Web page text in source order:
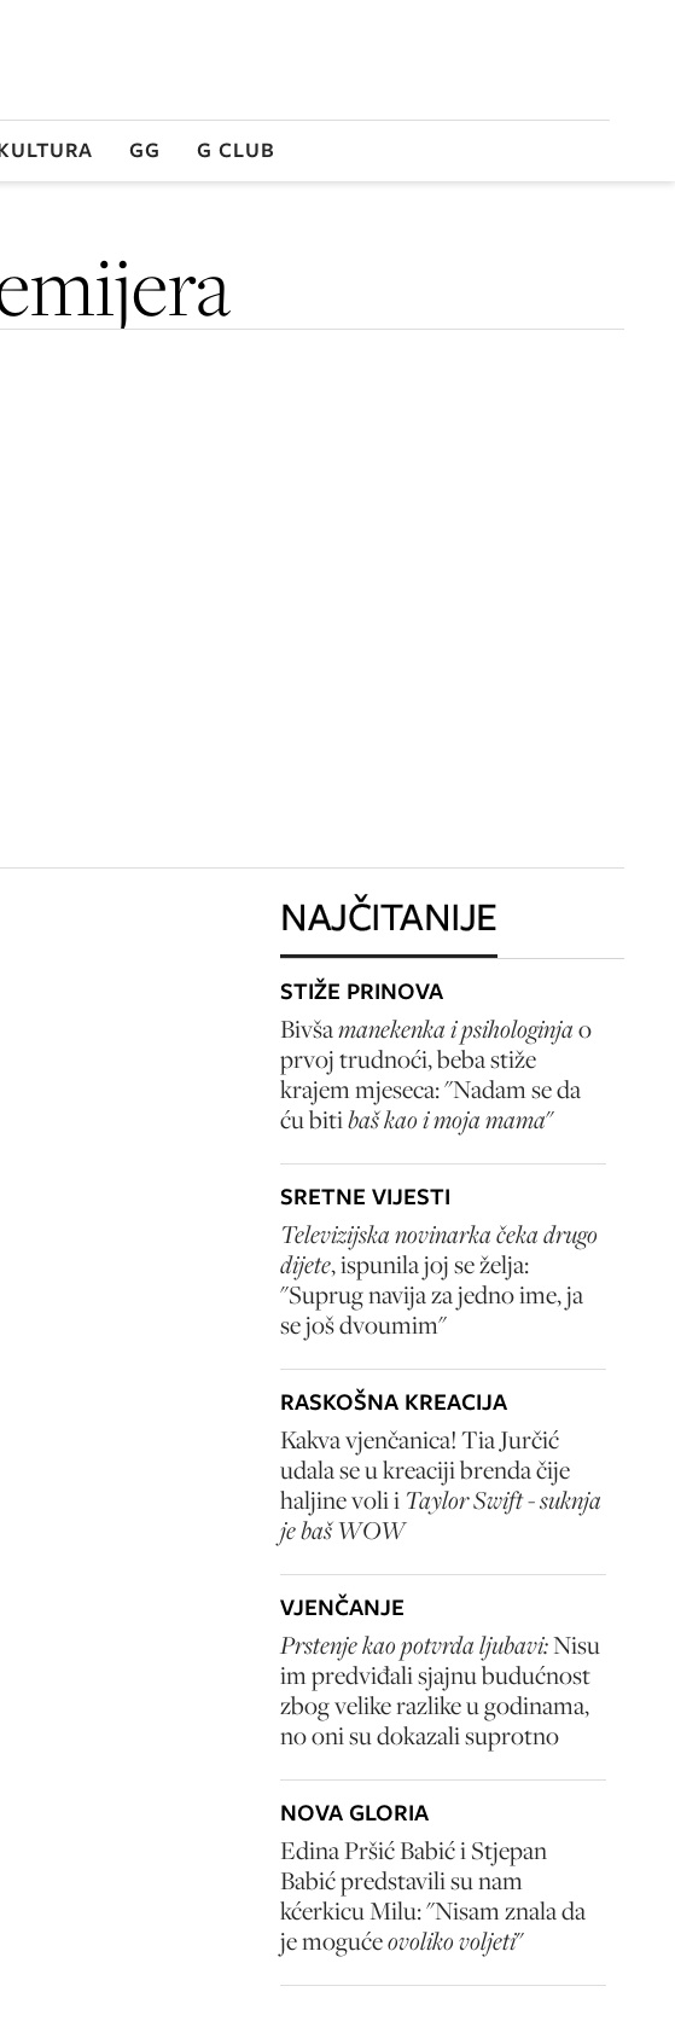
GG G CLUB
NAJČITANIJE
STIŽE PRINOVA
Bivšamanekenka i psihologinjao
prvoj trudnoći, beba stiže
krajem mjeseca: "Nadam se da
ću bitibaš kao i moja mama"
SRETNE VIJESTI
Televizijska novinarka čeka drugo
dijete, ispunila joj se želja:
"Suprug navija za jedno ime, ja
se još dvoumim"
RASKOŠNA KREACIJA
Kakva vjenčanica! Tia Jurčić
udala se u kreaciji brenda čije
haljine voli i Taylor Swift - suknja
je baš WOW
VJENČANJE
Prstenje kao potvrda ljubavi:Nisu
im predviđali sjajnu budućnost
zbog velike razlike u godinama,
no oni su dokazali suprotno
NOVA GLORIA
Edina Pršić Babić i Stjepan
Babić predstavili su nam
kćerkicu Milu: "Nisam znala da
je mogućeovoliko voljeti"